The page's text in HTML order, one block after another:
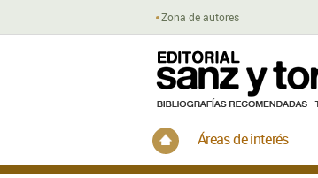
Inicio
Áreas de interés
Zona de autores